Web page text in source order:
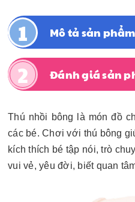
Mô tả sản phẩm
Đánh giá sản
Thú nhồi bông là món đồ
các bé. Chơi với thú bông
kích thích bé tập nói, trò
vui vẻ, yêu đời, biết quan